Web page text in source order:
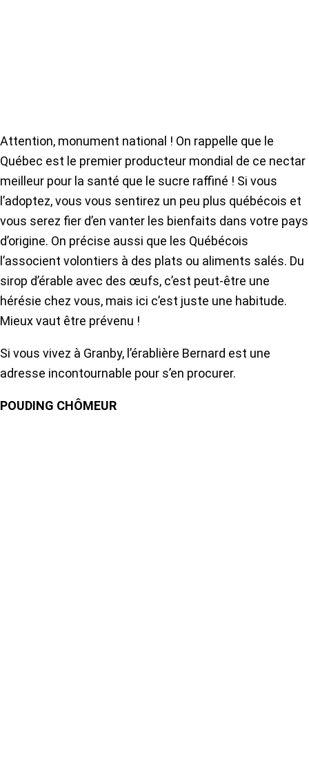
Attention, monument national ! On rappelle que le
Québec est le premier producteur mondial de ce nectar
meilleur pour la santé que le sucre raffiné ! Si vous
l’adoptez, vous vous sentirez un peu plus québécois et
vous serez fier d’en vanter les bienfaits dans votre pays
d’origine. On précise aussi que les Québécois
l’associent volontiers à des plats ou aliments salés. Du
sirop d’érable avec des œufs, c’est peut-être une
hérésie chez vous, mais ici c’est juste une habitude.
Mieux vaut être prévenu !
Si vous vivez à Granby, l’érablière Bernard est une
adresse incontournable pour s’en procurer.
POUDING CHÔMEUR